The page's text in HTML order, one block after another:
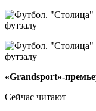
«Grandsport»-
Сейчас читают